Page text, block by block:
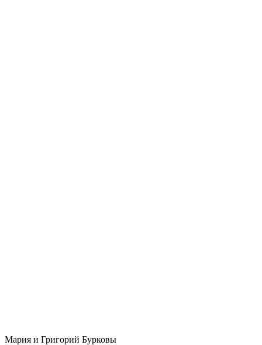
Мария и Григорий Бурковы